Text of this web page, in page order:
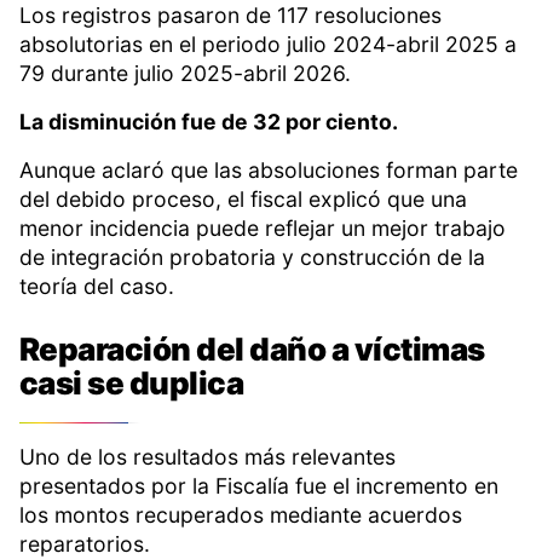
Los registros pasaron de 117 resoluciones
absolutorias en el periodo julio 2024-abril 2025 a
79 durante julio 2025-abril 2026.
La disminución fue de 32 por ciento.
Aunque aclaró que las absoluciones forman parte
del debido proceso, el fiscal explicó que una
menor incidencia puede reflejar un mejor trabajo
de integración probatoria y construcción de la
teoría del caso.
Reparación del daño a víctimas
casi se duplica
Uno de los resultados más relevantes
presentados por la Fiscalía fue el incremento en
los montos recuperados mediante acuerdos
reparatorios.